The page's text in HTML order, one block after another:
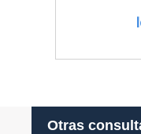
Otras